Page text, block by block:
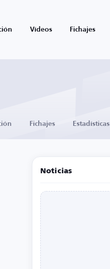
Vídeos Fichajes
Fichajes Estadísticas
Noticias